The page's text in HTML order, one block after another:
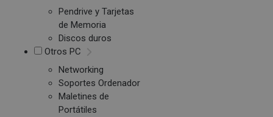
Pendrive y Tarjetas
de Memoria
Discos duros
Otros PC
Networking
Soportes Ordenador
Maletines de
Portátiles